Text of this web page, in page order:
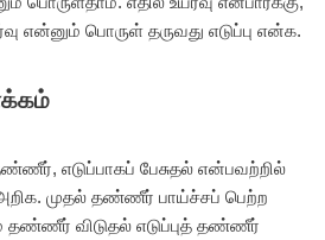
என்னும் பொருள் தருவது எடுப்பு என்க.
தண்ணீர், எடுப்பாகப் பேசுதல் என்பவற்றில்
முதல் தண்ணீர் பாய்ச்சப் பெற்ற
தண்ணீர் விடுதல் எடுப்புத் தண்ணீர்